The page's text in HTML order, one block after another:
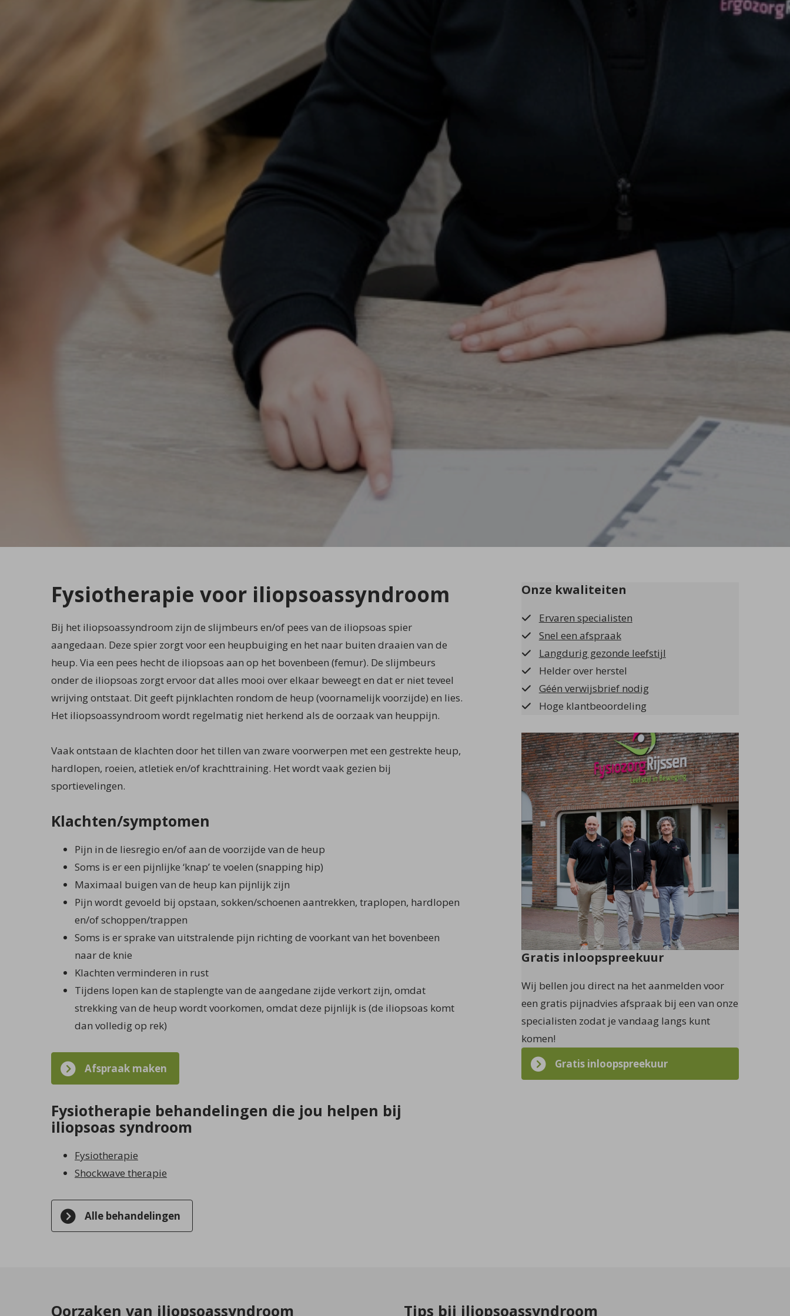
Fysiotherapie voor iliopsoassyndroom
Bij het iliopsoassyndroom zijn de slijmbeurs en/of pees van de iliopsoas spier
aangedaan. Deze spier zorgt voor een heupbuiging en het naar buiten draaien van de
heup. Via een pees hecht de iliopsoas aan op het bovenbeen (femur). De slijmbeurs
onder de iliopsoas zorgt ervoor dat alles mooi over elkaar beweegt en dat er niet teveel
wrijving ontstaat. Dit geeft pijnklachten rondom de heup (voornamelijk voorzijde) en lies.
Het iliopsoassyndroom wordt regelmatig niet herkend als de oorzaak van heuppijn.
Vaak ontstaan de klachten door het tillen van zware voorwerpen met een gestrekte heup,
hardlopen, roeien, atletiek en/of krachttraining. Het wordt vaak gezien bij
sportievelingen.
Klachten/symptomen
Pijn in de liesregio en/of aan de voorzijde van de heup
Soms is er een pijnlijke ‘knap’ te voelen (snapping hip)
Maximaal buigen van de heup kan pijnlijk zijn
Pijn wordt gevoeld bij opstaan, sokken/schoenen aantrekken, traplopen, hardlopen
en/of schoppen/trappen
Soms is er sprake van uitstralende pijn richting de voorkant van het bovenbeen
naar de knie
Klachten verminderen in rust
Tijdens lopen kan de staplengte van de aangedane zijde verkort zijn, omdat
strekking van de heup wordt voorkomen, omdat deze pijnlijk is (de iliopsoas komt
dan volledig op rek)
Afspraak maken
Fysiotherapie behandelingen die jou helpen bij
iliopsoas syndroom
Fysiotherapie
Shockwave therapie
Alle behandelingen
Onze kwaliteiten
Ervaren specialisten
Snel een afspraak
Langdurig gezonde leefstijl
Helder over herstel
Géén verwijsbrief nodig
Hoge klantbeoordeling
Gratis inloopspreekuur
Wij bellen jou direct na het aanmelden voor
een gratis pijnadvies afspraak bij een van onze
specialisten zodat je vandaag langs kunt
komen!
Gratis inloopspreekuur
Oorzaken van iliopsoassyndroom Tips bij iliopsoassyndroom